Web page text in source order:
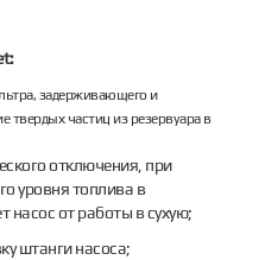
задерживающего и
твердых частиц из резервуара в
отключения, при
уровня топлива в
насос от работы в сухую;
штанги насоса;